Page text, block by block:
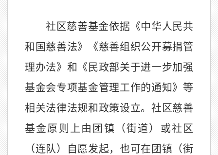
社区慈善基金依据《中华人民共
和国慈善法》《慈善组织公开募捐管
理办法》和《民政部关于进一步加强
基金会专项基金管理工作的通知》等
相关法律法规和政策设立。社区慈善
基金原则上由 团 镇 （街道）或社区
（连队）
自愿发起，也可在 团 镇 （街